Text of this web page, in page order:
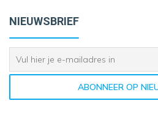
NIEUWSBRIEF